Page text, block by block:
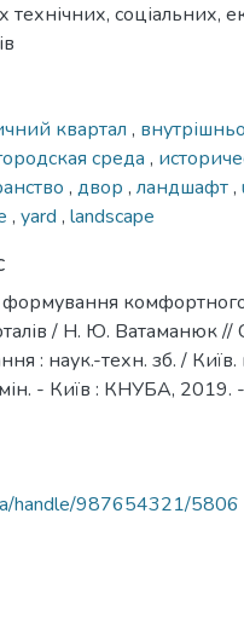
соціальних,
квартал ,
среда ,
, двор , ландшафт,
, yard , landscape
/ Н. Ю. Ватаманюк //
: наук.-техн. зб. /
- Київ : КНУБА,
handle/987654321/5806